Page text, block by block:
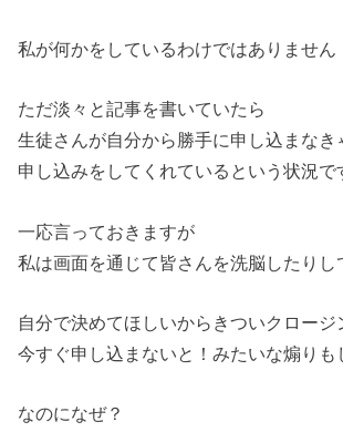
私が何かをしているわけではありません
ただ淡々と記事を書いていたら
生徒さんが自分から勝手に申し込まなき
申し込みをしてくれているという状況で
一応言っておきますが
私は画面を通じて皆さんを洗脳したりし
自分で決めてほしいからきついクロージ
今すぐ申し込まないと！みたいな煽りも
なのになぜ？